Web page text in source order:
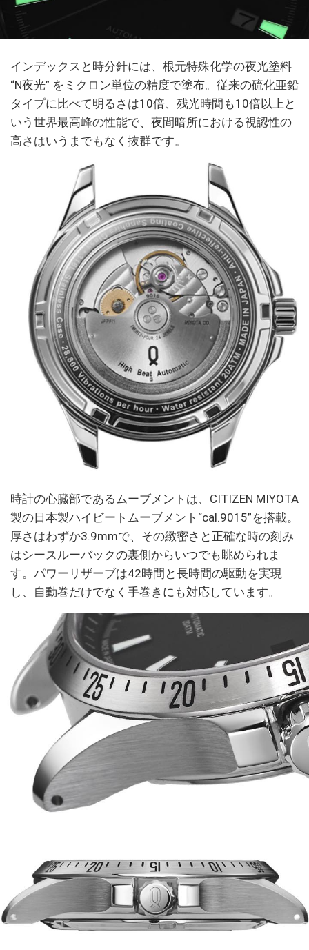
インデックスと時分針には、根元特殊化学の夜光塗料
“N夜光” をミクロン単位の精度で塗布。従来の硫化亜鉛
タイプに比べて明るさは10倍、残光時間も10倍以上と
いう世界最高峰の性能で、夜間暗所における視認性の
高さはいうまでもなく抜群です。
時計の心臓部であるムーブメントは、CITIZEN MIYOTA
製の日本製ハイビートムーブメント“cal.9015”を搭載。
厚さはわずか3.9mmで、その緻密さと正確な時の刻み
はシースルーバックの裏側からいつでも眺められま
す。パワーリザーブは42時間と長時間の駆動を実現
し、自動巻だけでなく手巻きにも対応しています。